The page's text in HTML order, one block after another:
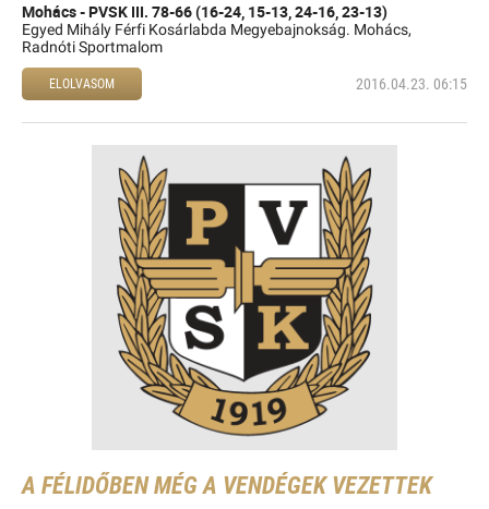
Mohács - PVSK III. 78-66 (16-24, 15-13, 24-16, 23-13)
Egyed Mihály Férfi Kosárlabda Megyebajnokság. Mohács,
Radnóti Sportmalom
ELOLVASOM 2016.04.23. 06:15
A FÉLIDŐBEN MÉG A VENDÉGEK VEZETTEK